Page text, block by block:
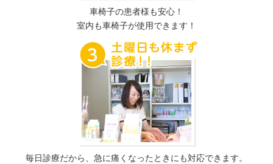
車椅子の患者様も安心！
室内も車椅子が使用できます！
毎日診療だから、急に痛くなったときにも対応できます。